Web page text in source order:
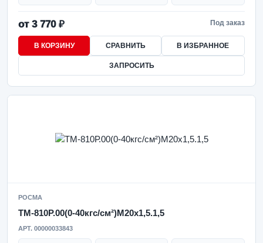
от 3 770 ₽ Под заказ
В КОРЗИНУ СРАВНИТЬ В ИЗБРАННОЕ
ЗАПРОСИТЬ
РОСМА
ТМ-810Р.00(0-40кгс/см²)M20x1,5.1,5
АРТ. 00000033843